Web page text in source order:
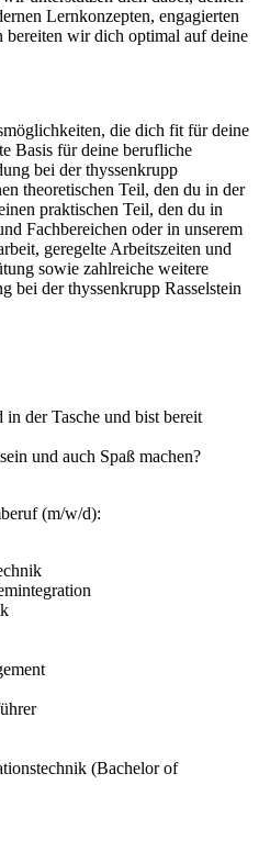
Lernkonzepten, engagierten
bereiten wir dich optimal auf deine
die dich fit für deine
Basis für deine berufliche
bei der thyssenkrupp
theoretischen Teil, den du in der
praktischen Teil, den du in
Fachbereichen oder in unserem
geregelte Arbeitszeiten und
sowie zahlreiche weitere
bei der thyssenkrupp Rasselstein
in der Tasche und bist bereit
und auch Spaß machen?
(m/w/d):
(Bachelor of